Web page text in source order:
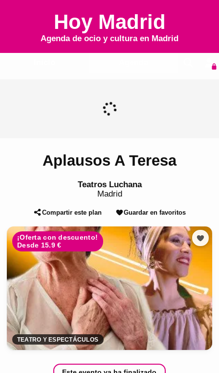
Hoy Madrid
Agenda de ocio y cultura en Madrid
Aplausos A Teresa
Teatros Luchana
Madrid
Compartir este plan Guardar en favoritos
¡Oferta con descuento!
Desde 15.9 €
TEATRO Y ESPECTÁCULOS